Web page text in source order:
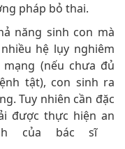
pháp bỏ thai.
năng sinh con mà
hệ lụy nghiêm
(nếu chưa đủ
tật), con sinh ra
Tuy nhiên cần đặc
được thực hiện an
của bác sĩ